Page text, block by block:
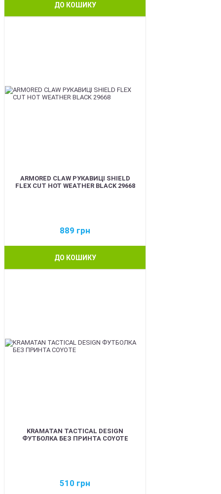
ДО КОШИКУ
ARMORED CLAW РУКАВИЦІ SHIELD
FLEX CUT HOT WEATHER BLACK 29668
889 грн
ДО КОШИКУ
KRAMATAN TACTICAL DESIGN
ФУТБОЛКА БЕЗ ПРИНТА COYOTE
510 грн